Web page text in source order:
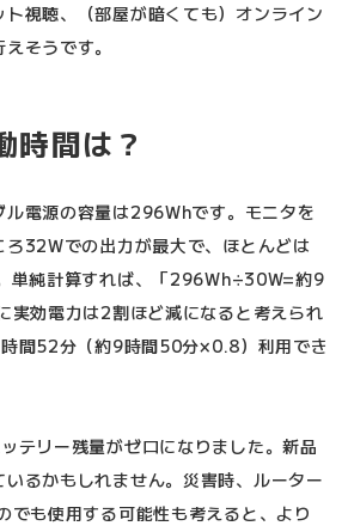
視聴、（部屋が暗くても）オンライン
そうです。
時間は？
ル電源の容量は296Whです。モニタを
32Wでの出力が最大で、ほとんどは
単純計算すれば、「296Wh÷30W=約9
実効電力は2割ほど減になると考えられ
間52分（約9時間50分×0.8）利用でき
テリー残量がゼロになりました。新品
るかもしれません。災害時、ルーター
でも使用する可能性も考えると、より